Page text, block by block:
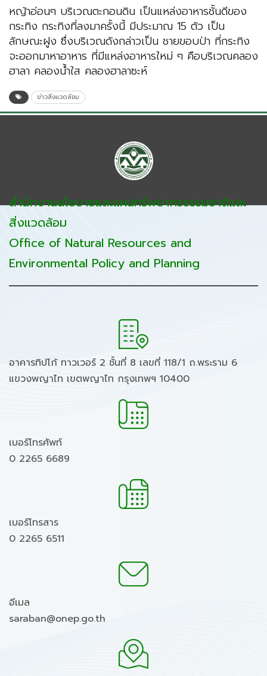
หญ้าอ่อนๆ บริเวณตะกอนดิน เป็นแหล่งอาหารชั้นดีของ
กระทิง กระทิงที่ลงมาครั้งนี้ มีประมาณ 15 ตัว เป็น
ลักษณะฝูง ซึ่งบริเวณดังกล่าวเป็น ชายขอบป่า ที่กระทิง
จะออกมาหาอาหาร ที่มีแหล่งอาหารใหม่ ๆ คือบริเวณคลอง
ฮาลา คลองน้ำใส คลองฮาลาซะห์
ข่าวสิ่งแวดล้อม
สำนักงานนโยบายและแผนทรัพยากรธรรมชาติและ
สิ่งแวดล้อม
Office of Natural Resources and
Environmental Policy and Planning
อาคารทิปโก้ ทาวเวอร์ 2 ชั้นที่ 8 เลขที่ 118/1 ถ.พระราม 6
แขวงพญาไท เขตพญาไท กรุงเทพฯ 10400
เบอร์โทรศัพท์
0 2265 6689
เบอร์โทรสาร
0 2265 6511
อีเมล
saraban@onep.go.th